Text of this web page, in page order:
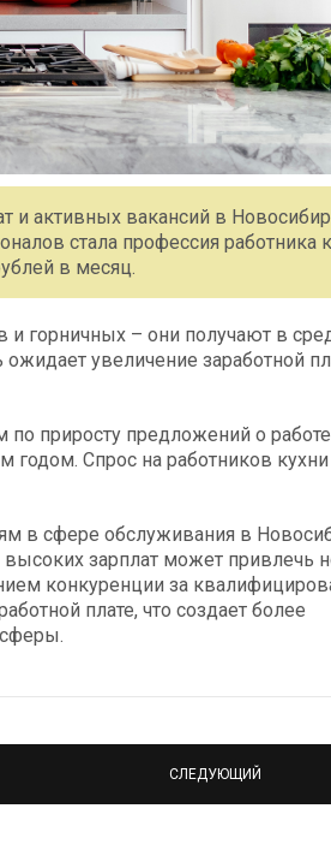
и активных вакансий в
стала профессия работника
в месяц.
и горничных – они получают в
увеличение заработной
по приросту предложений о
годом. Спрос на работников
в сфере обслуживания в
высоких зарплат может привлечь
конкуренции за
плате, что создает более
СЛЕДУЮЩИЙ